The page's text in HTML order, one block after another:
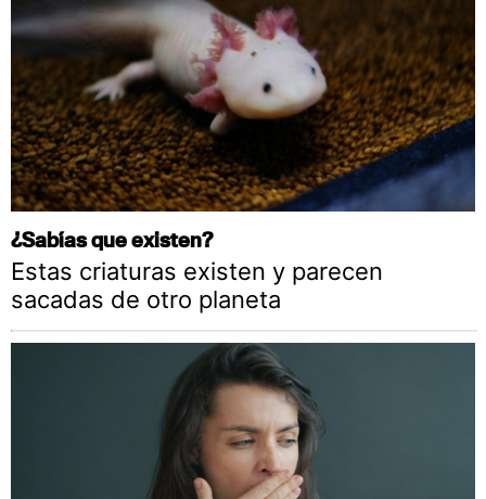
¿Sabías que existen?
Estas criaturas existen y parecen
sacadas de otro planeta